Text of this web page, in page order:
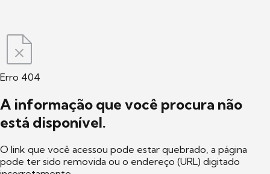
Erro 404
A informação que você procura não
está disponível.
O link que você acessou pode estar quebrado, a página
pode ter sido removida ou o endereço (URL) digitado